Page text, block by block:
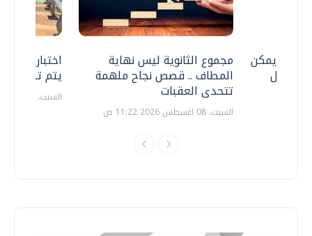
اختبارات
يتم
السبت، 18 يوليو 2026 09:22 ص
مجموع الثانوية ليس نهاية
المطاف .. قصص نجاح ملهمة
تتحدى العقبات
السبت، 08 اغسطس 2026 11:22 ص
.. هل يمكن
نتعامل